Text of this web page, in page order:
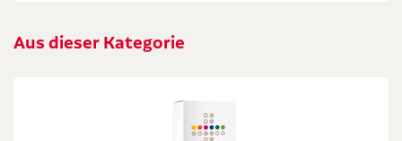
Aus dieser Kategorie